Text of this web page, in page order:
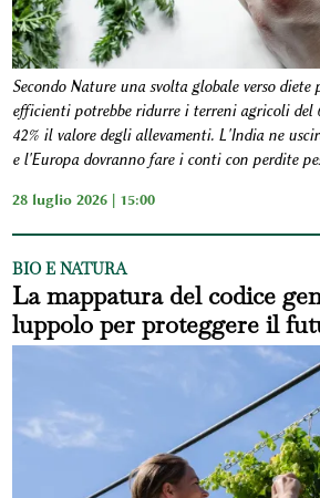
Secondo Nature una svolta globale verso
efficienti potrebbe ridurre i terreni agricoli del
42% il valore degli allevamenti. L'India ne
e l'Europa dovranno fare i conti con perdite
28 luglio 2026 | 15:00
BIO E NATURA
La mappatura del codice
luppolo per proteggere il